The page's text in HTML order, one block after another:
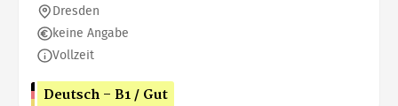
Dresden
keine Angabe
Vollzeit
Deutsch - B1 / Gut